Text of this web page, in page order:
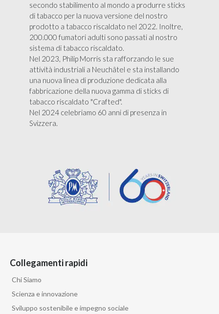
secondo stabilimento al mondo a produrre sticks
di tabacco per la nuova versione del nostro
prodotto a tabacco riscaldato nel 2022. Inoltre,
200.000 fumatori adulti sono passati al nostro
sistema di tabacco riscaldato.
Nel 2023, Philip Morris sta rafforzando le sue
attività industriali a Neuchâtel e sta installando
una nuova linea di produzione dedicata alla
fabbricazione della nuova gamma di sticks di
tabacco riscaldato "Crafted".
Nel 2024 celebriamo 60 anni di presenza in
Svizzera.
Collegamenti rapidi
Chi Siamo
Scienza e innovazione
Sviluppo sostenibile e impegno sociale